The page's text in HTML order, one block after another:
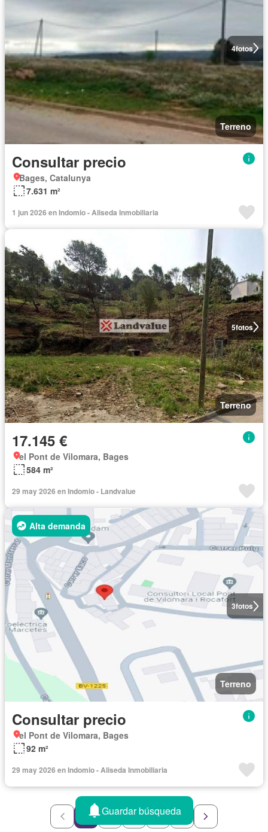
4fotos
Terreno
Consultar precio
Bages, Catalunya
7.631 m²
1 jun 2026 en Indomio - Aliseda Inmobiliaria
5fotos
Terreno
17.145 €
el Pont de Vilomara, Bages
584 m²
29 may 2026 en Indomio - Landvalue
3fotos
Alta demanda
Terreno
Consultar precio
el Pont de Vilomara, Bages
92 m²
29 may 2026 en Indomio - Aliseda Inmobiliaria
2 3 4 5
Guardar búsqueda